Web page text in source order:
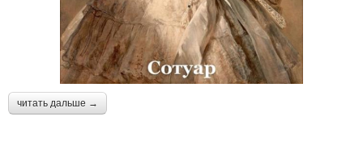
читать дальше →